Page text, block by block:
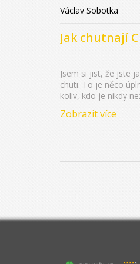
Václav Sobotka
Jak chutnají
Jsem si jist, že jste
chuti. To je něco
koliv, kdo je nikdy
poskytují jedinečný
Zobrazit více